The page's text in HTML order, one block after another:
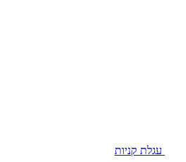
עגלת קניות